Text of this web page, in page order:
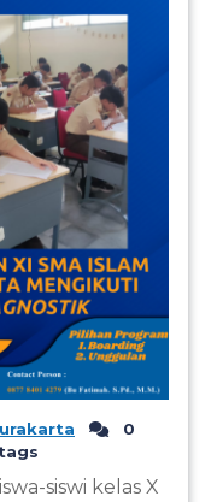
0
siswi kelas X